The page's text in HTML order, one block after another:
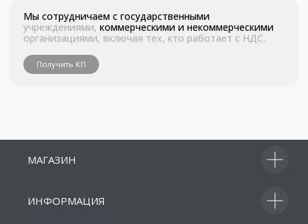
МАГАЗИН
ИНФОРМАЦИЯ